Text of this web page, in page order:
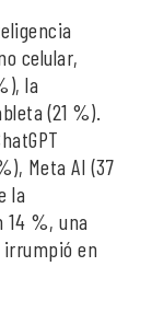
celular,
la
(21 %).
Meta AI (37
la
14 %, una
en